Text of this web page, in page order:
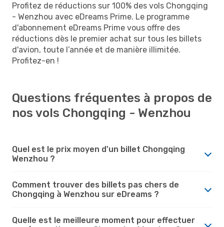
Profitez de réductions sur 100% des vols Chongqing
- Wenzhou avec eDreams Prime. Le programme
d'abonnement eDreams Prime vous offre des
réductions dès le premier achat sur tous les billets
d'avion, toute l’année et de manière illimitée.
Profitez-en !
Questions fréquentes à propos de
nos vols Chongqing - Wenzhou
Quel est le prix moyen d'un billet Chongqing
Wenzhou ?
Comment trouver des billets pas chers de
Chongqing à Wenzhou sur eDreams ?
Quelle est le meilleure moment pour effectuer